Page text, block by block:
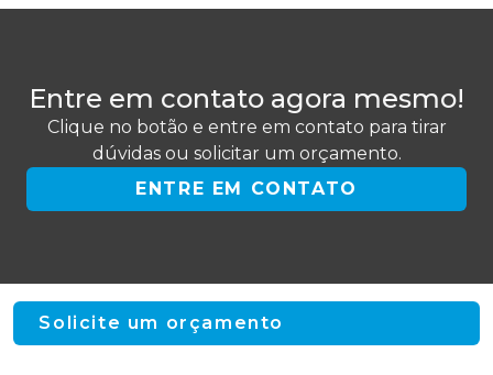
Entre em contato agora mesmo!
Clique no botão e entre em contato para tirar
dúvidas ou solicitar um orçamento.
ENTRE EM CONTATO
Solicite um orçamento